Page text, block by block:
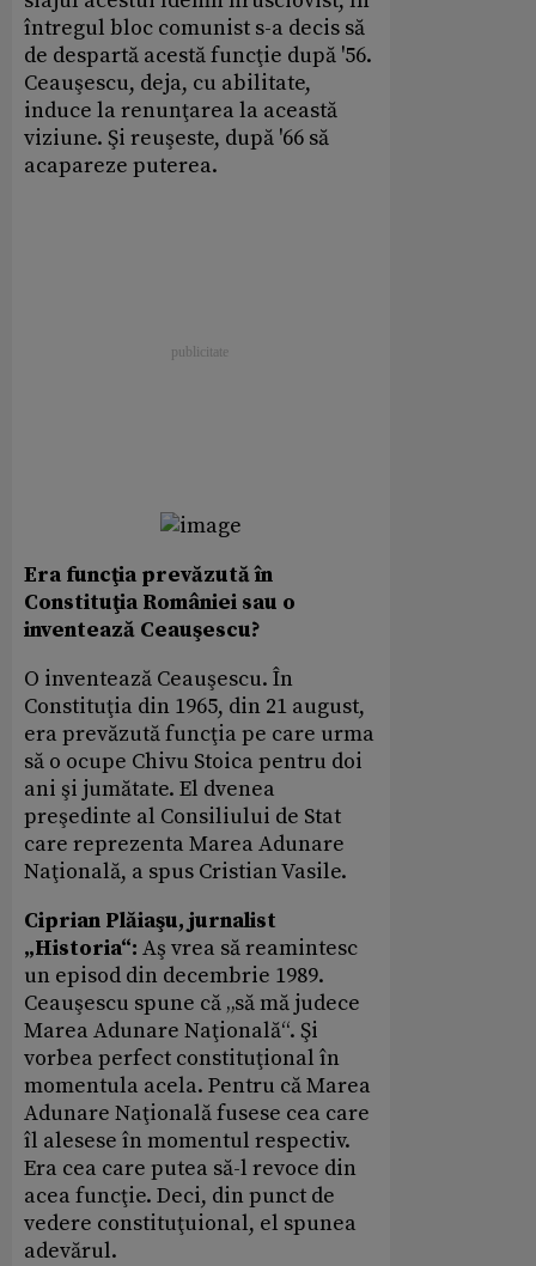
întregul bloc comunist s-a decis să
de despartă acestă funcţie după '56.
Ceauşescu, deja, cu abilitate,
induce la renunţarea la această
viziune. Şi reuşeste, după '66 să
acapareze puterea.
Era funcţia prevăzută în
Constituţia României sau o
inventează Ceauşescu?
O inventează Ceauşescu. În
Constituţia din 1965, din 21 august,
era prevăzută funcţia pe care urma
să o ocupe Chivu Stoica pentru doi
ani şi jumătate. El dvenea
preşedinte al Consiliului de Stat
care reprezenta Marea Adunare
Naţională, a spus Cristian Vasile.
Ciprian Plăiaşu, jurnalist
„Historia“: Aş vrea să reamintesc
un episod din decembrie 1989.
Ceauşescu spune că „să mă judece
Marea Adunare Naţională“. Şi
vorbea perfect constituţional în
momentula acela. Pentru că Marea
Adunare Naţională fusese cea care
îl alesese în momentul respectiv.
Era cea care putea să-l revoce din
acea funcţie. Deci, din punct de
vedere constituţuional, el spunea
adevărul.